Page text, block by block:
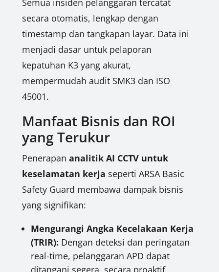
Semua insiden pelanggaran tercatat
secara otomatis, lengkap dengan
timestamp dan tangkapan layar. Data ini
menjadi dasar untuk pelaporan
kepatuhan K3 yang akurat,
mempermudah audit SMK3 dan ISO
45001.
Manfaat Bisnis dan ROI
yang Terukur
Penerapan analitik AI CCTV untuk
keselamatan kerja seperti ARSA Basic
Safety Guard membawa dampak bisnis
yang signifikan:
Mengurangi Angka Kecelakaan Kerja
(TRIR): Dengan deteksi dan peringatan
real-time, pelanggaran APD dapat